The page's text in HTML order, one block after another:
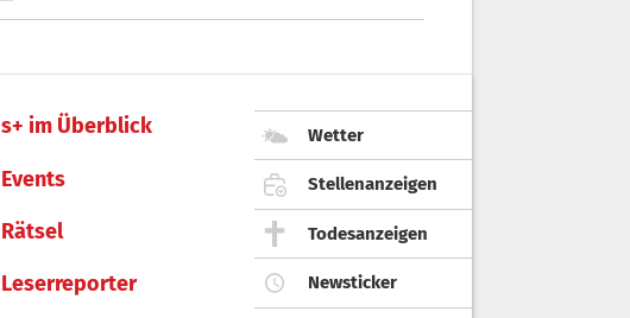
s+ im Überblick
Events
Rätsel
Leserreporter
Wetter
Stellenanzeigen
Todesanzeigen
Newsticker